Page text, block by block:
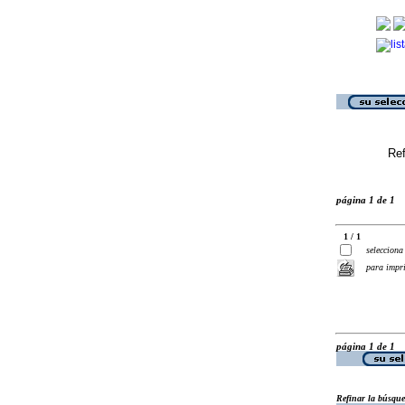
página 1 de 1
1 / 1
selecciona
para
página 1 de 1
Refinar la